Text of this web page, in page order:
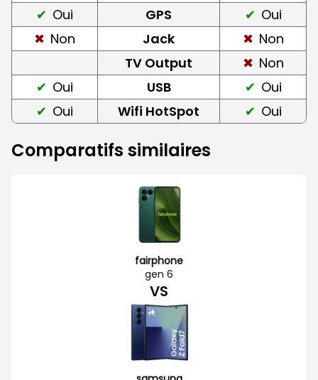
Oui
GPS
Oui
Non
Jack
Non
TV Output
Non
Oui
USB
Oui
Oui
Wifi HotSpot Oui
Comparatifs similaires
fairphone
gen 6
VS